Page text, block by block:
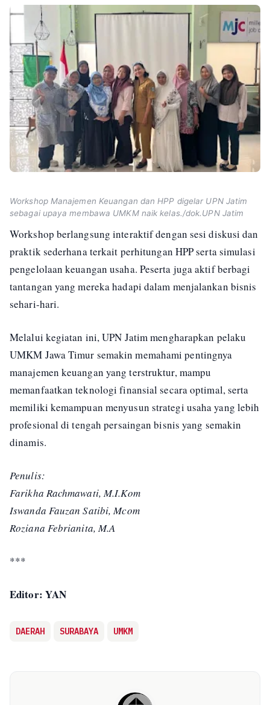
Workshop Manajemen Keuangan dan HPP digelar UPN Jatim
sebagai upaya membawa UMKM naik kelas./dok.UPN Jatim
Workshop berlangsung interaktif dengan sesi diskusi dan
praktik sederhana terkait perhitungan HPP serta simulasi
pengelolaan keuangan usaha. Peserta juga aktif berbagi
tantangan yang mereka hadapi dalam menjalankan bisnis
sehari-hari.
Melalui kegiatan ini, UPN Jatim mengharapkan pelaku
UMKM Jawa Timur semakin memahami pentingnya
manajemen keuangan yang terstruktur, mampu
memanfaatkan teknologi finansial secara optimal, serta
memiliki kemampuan menyusun strategi usaha yang lebih
profesional di tengah persaingan bisnis yang semakin
dinamis.
Penulis:
Farikha Rachmawati, M.I.Kom
Iswanda Fauzan Satibi, Mcom
Roziana Febrianita, M.A
***
Editor: YAN
DAERAH SURABAYA UMKM